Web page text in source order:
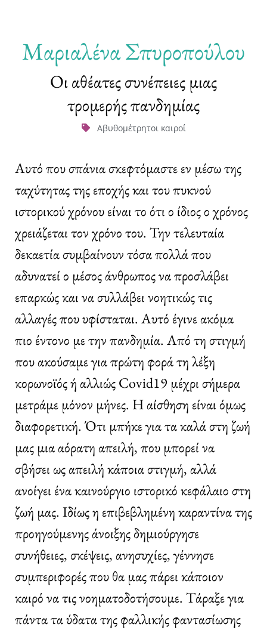
Μαριαλένα Σπυροπούλου
Οι αθέατες συνέπειες μιας
τρομερής πανδημίας
Αβυθομέτρητοι καιροί
Αυτό που σπάνια σκεφτόμαστε εν μέσω της
ταχύτητας της εποχής και του πυκνού
ιστορικού χρόνου είναι το ότι ο ίδιος ο χρόνος
χρειάζεται τον χρόνο του. Την τελευταία
δεκαετία συμβαίνουν τόσα πολλά που
αδυνατεί ο μέσος άνθρωπος να προσλάβει
επαρκώς και να συλλάβει νοητικώς τις
αλλαγές που υφίσταται. Αυτό έγινε ακόμα
πιο έντονο με την πανδημία. Από τη στιγμή
που ακούσαμε για πρώτη φορά τη λέξη
κορωνοϊός ή αλλιώς Covid19 μέχρι σήμερα
μετράμε μόνον μήνες. Η αίσθηση είναι όμως
διαφορετική. Ότι μπήκε για τα καλά στη ζωή
μας μια αόρατη απειλή, που μπορεί να
σβήσει ως απειλή κάποια στιγμή, αλλά
ανοίγει ένα καινούργιο ιστορικό κεφάλαιο στη
ζωή μας. Ιδίως η επιβεβλημένη καραντίνα της
προηγούμενης άνοιξης δημιούργησε
συνήθειες, σκέψεις, ανησυχίες, γέννησε
συμπεριφορές που θα μας πάρει κάποιον
καιρό να τις νοηματοδοτήσουμε. Τάραξε για
πάντα τα ύδατα της φαλλικής φαντασίωσης